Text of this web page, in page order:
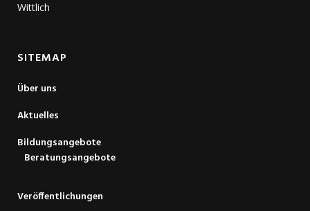
SITEMAP
Über uns
Aktuelles
Bildungsangebote
Beratungsangebote
Veröffentlichungen